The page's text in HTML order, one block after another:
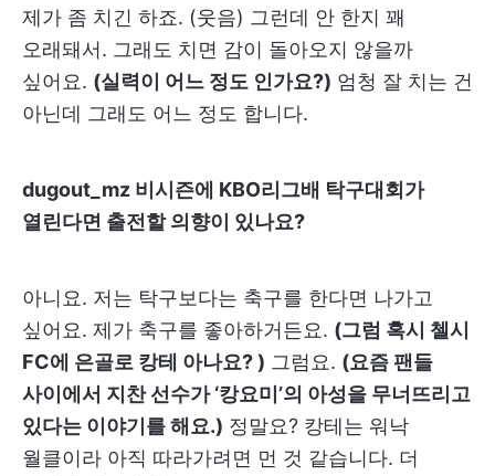
제가 좀 치긴 하죠. (웃음) 그런데 안 한지 꽤
오래돼서. 그래도 치면 감이 돌아오지 않을까
싶어요. (실력이 어느 정도 인가요?) 엄청 잘 치는 건
아닌데 그래도 어느 정도 합니다.
dugout_mz 비시즌에 KBO리그배 탁구대회가
열린다면 출전할 의향이 있나요?
아니요. 저는 탁구보다는 축구를 한다면 나가고
싶어요. 제가 축구를 좋아하거든요. (그럼 혹시 첼시
FC에 은골로 캉테 아나요? ) 그럼요. (요즘 팬들
사이에서 지찬 선수가 ‘캉요미’의 아성을 무너뜨리고
있다는 이야기를 해요.) 정말요? 캉테는 워낙
월클이라 아직 따라가려면 먼 것 같습니다. 더